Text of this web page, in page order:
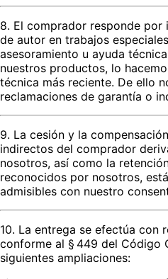
8. El comprador responde por
de autor en trabajos
asesoramiento u ayuda
nuestros productos, lo
técnica más reciente. De ello
reclamaciones de garantía o
9. La cesión y la
indirectos del comprador
nosotros, así como la
reconocidos por nosotros,
admisibles con nuestro
10. La entrega se efectúa con
conforme al § 449 del Código
siguientes ampliaciones: